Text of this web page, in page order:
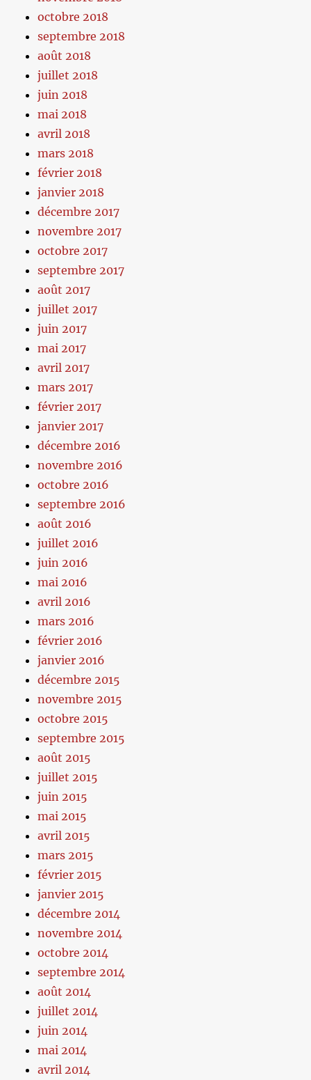
octobre 2018
septembre 2018
août 2018
juillet 2018
juin 2018
mai 2018
avril 2018
mars 2018
février 2018
janvier 2018
décembre 2017
novembre 2017
octobre 2017
septembre 2017
août 2017
juillet 2017
juin 2017
mai 2017
avril 2017
mars 2017
février 2017
janvier 2017
décembre 2016
novembre 2016
octobre 2016
septembre 2016
août 2016
juillet 2016
juin 2016
mai 2016
avril 2016
mars 2016
février 2016
janvier 2016
décembre 2015
novembre 2015
octobre 2015
septembre 2015
août 2015
juillet 2015
juin 2015
mai 2015
avril 2015
mars 2015
février 2015
janvier 2015
décembre 2014
novembre 2014
octobre 2014
septembre 2014
août 2014
juillet 2014
juin 2014
mai 2014
avril 2014